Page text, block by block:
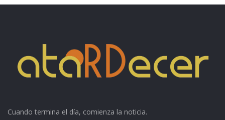
Cuando termina el día, comienza la noticia.